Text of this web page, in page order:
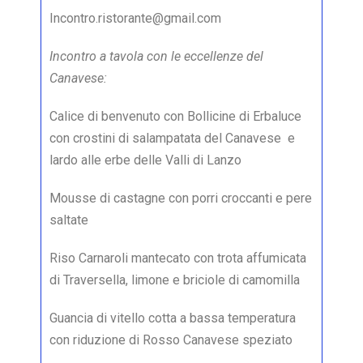
Incontro.ristorante@gmail.com
Incontro a tavola con le eccellenze del
Canavese:
Calice di benvenuto con Bollicine di Erbaluce
con crostini di salampatata del Canavese e
lardo alle erbe delle Valli di Lanzo
Mousse di castagne con porri croccanti e pere
saltate
Riso Carnaroli mantecato con trota affumicata
di Traversella, limone e briciole di camomilla
Guancia di vitello cotta a bassa temperatura
con riduzione di Rosso Canavese speziato